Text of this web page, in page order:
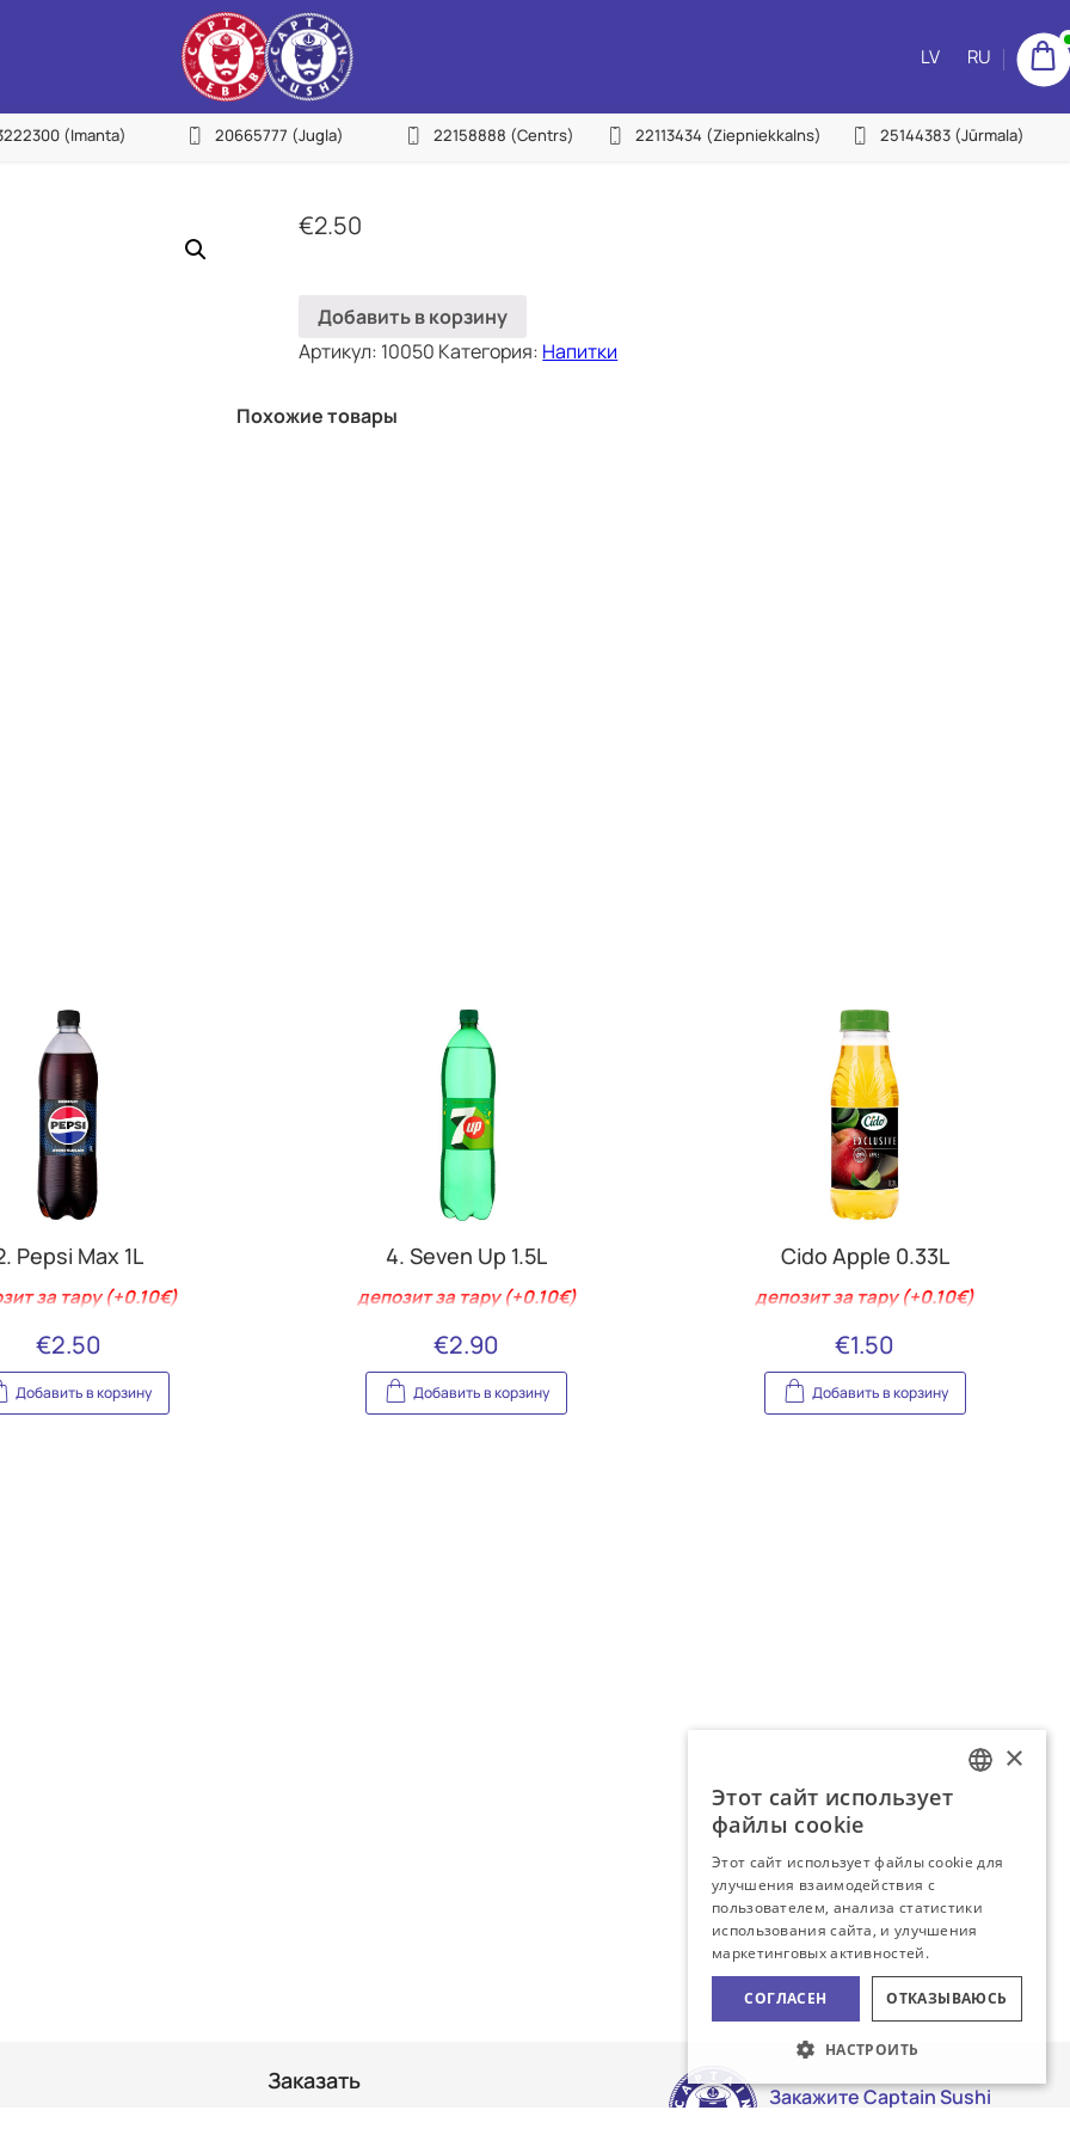
LV RU
(Imanta) 20665777 (Jugla) 22158888 (Centrs) 22113434 (Ziepniekkalns) 25144383 (Jūrmala)
€2.50
Добавить в корзину
Артикул: 10050 Категория: Напитки
Похожие товары
Pepsi Max 1L
за тару (+0.10€)
€2.50
Добавить в корзину
4. Seven Up 1.5L
депозит за тару (+0.10€)
€2.90
Добавить в корзину
Cido Apple 0.33L
депозит за тару (+0.10€)
€1.50
Добавить в корзину
Заказать
Закажите Captain Sushi
×
Этот сайт использует
файлы cookie
Этот сайт использует файлы cookie для
улучшения взаимодействия с
пользователем, анализа статистики
использования сайта, и улучшения
маркетинговых активностей.
СОГЛАСЕН ОТКАЗЫВАЮСЬ
НАСТРОИТЬ